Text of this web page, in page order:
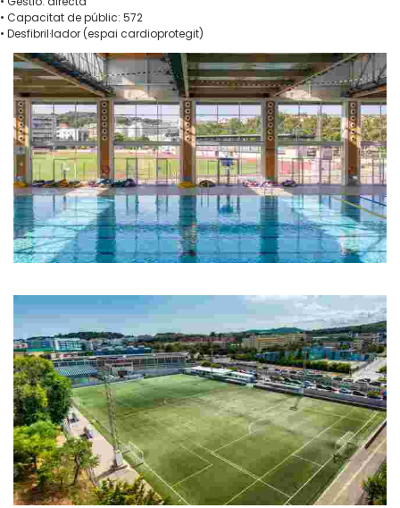
• Capacitat de públic: 572
• Desfibril·lador (espai cardioprotegit)